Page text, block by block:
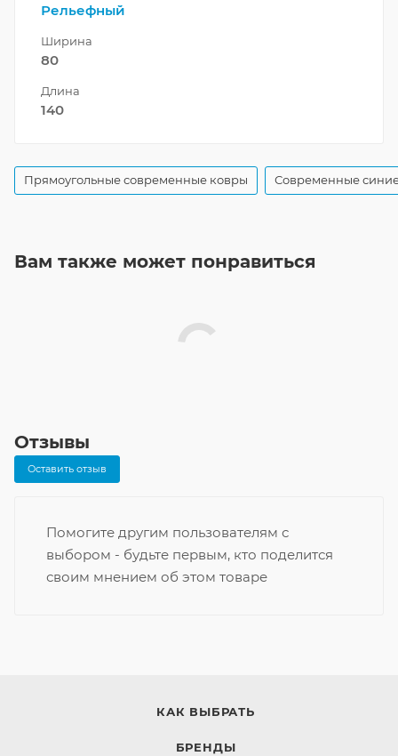
Рельефный
Ширина
80
Длина
140
Прямоугольные современные ковры Современные
Вам также может понравиться
Отзывы
Оставить отзыв
Помогите другим пользователям с
выбором - будьте первым, кто поделится
своим мнением об этом товаре
КАК ВЫБРАТЬ
БРЕНДЫ